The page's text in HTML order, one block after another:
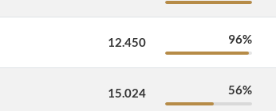
12.450 96%
15.024 56%